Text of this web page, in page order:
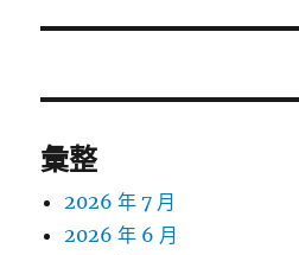
文
彙整
2026 年 7 月
2026 年 6 月